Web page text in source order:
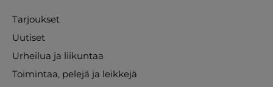
Tarjoukset
Uutiset
Urheilua ja liikuntaa
Toimintaa, pelejä ja leikkejä